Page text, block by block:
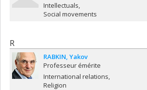
Intellectuals
Social movements
R
RABKIN Yakov
Professeur émérite
International relations
Religion